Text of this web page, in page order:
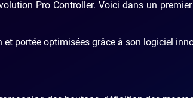
Pro Controller. Voici dans un
portée optimisées grâce à son logiciel